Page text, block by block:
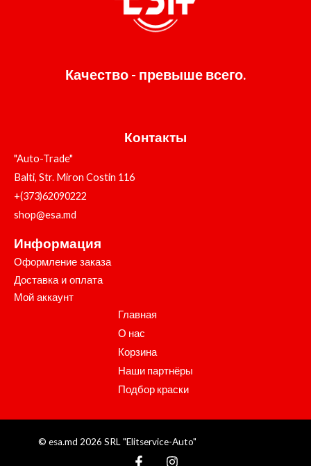
Качество - превыше всего.
Контакты
"Auto-Trade"
Balti, Str. Miron Costin 116
+(373)62090222
shop@esa.md
Информация
Оформление заказа
Доставка и оплата
Мой аккаунт
Главная
О нас
Корзина
Наши партнёры
Подбор краски
© esa.md 2026 SRL "Elitservice-Auto"